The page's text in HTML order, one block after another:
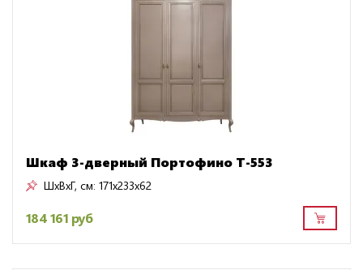
Шкаф 3-дверный Портофино Т-553
ШxВxГ, см: 171x233x62
184 161 руб